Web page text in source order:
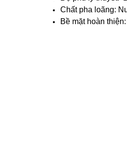
Chất pha loãng:
Bề mặt hoàn